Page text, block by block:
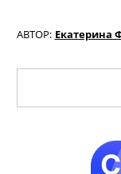
АВТОР: Екатерина